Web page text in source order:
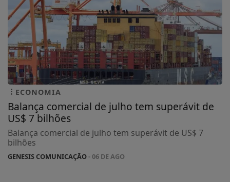
ECONOMIA
Balança comercial de julho tem superávit de
US$ 7 bilhões
Balança comercial de julho tem superávit de US$ 7
bilhões
GENESIS COMUNICAÇÃO- 06 DE AGO